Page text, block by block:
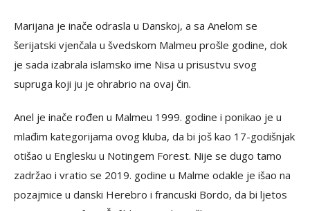
Marijana je inače odrasla u Danskoj, a sa Anelom se
šerijatski vjenčala u švedskom Malmeu prošle godine, dok
je sada izabrala islamsko ime Nisa u prisustvu svog
supruga koji ju je ohrabrio na ovaj čin.
Anel je inače rođen u Malmeu 1999. godine i ponikao je u
mlađim kategorijama ovog kluba, da bi još kao 17-godišnjak
otišao u Englesku u Notingem Forest. Nije se dugo tamo
zadržao i vratio se 2019. godine u Malme odakle je išao na
pozajmice u danski Herebro i francuski Bordo, da bi ljetos